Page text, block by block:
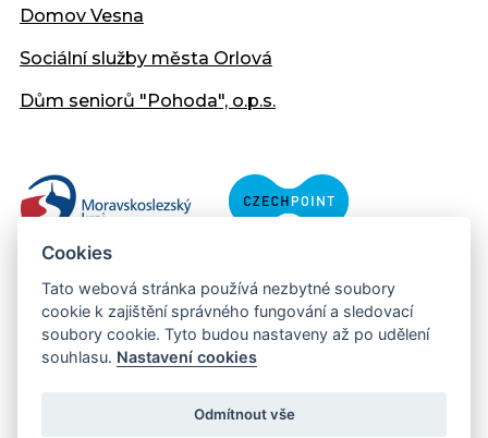
Domov Vesna
Sociální služby města Orlová
Dům seniorů "Pohoda", o.p.s.
Copyright © 2013 - 2026 Městský úřad Orlová
Cookies
Tato webová stránka používá nezbytné soubory
cookie k zajištění správného fungování a sledovací
soubory cookie. Tyto budou nastaveny až po udělení
souhlasu. Nastavení cookies
Odmítnout vše